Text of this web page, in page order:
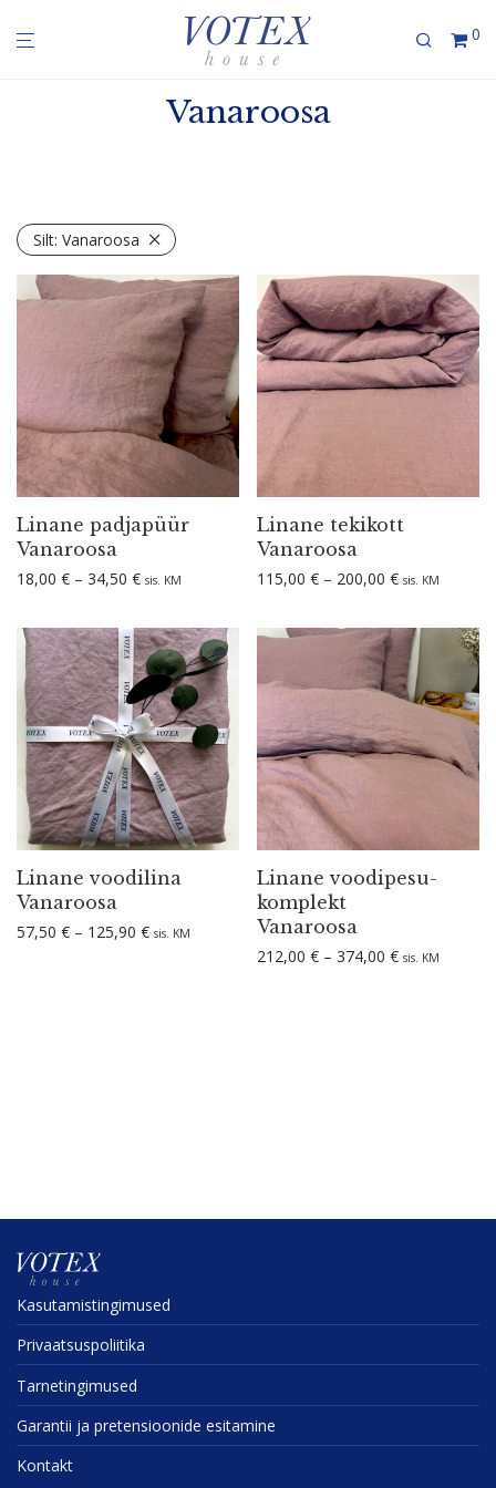
0
Vanaroosa
Silt: Vanaroosa
Linane padjapüür
Vanaroosa
18,00 € – 34,50 €Hinnavahemik: 18,00 € kuni 34,50 €
sis. KM
Linane tekikott
Vanaroosa
115,00 € – 200,00 € sis. KM
Linane voodilina
Vanaroosa
57,50 € – 125,90 €Hinnavahemik: 57,50 € kuni 125,90 €
sis. KM
Linane voodi­pe­su­
komplekt
Vanaroosa
212,00 € – 374,00 € sis. KM
Kasuta­mis­tin­gi­mused
Privaat­sus­po­liitika
Tarne­tin­gi­mused
Garantii ja preten­sioonide esitamine
Kontakt